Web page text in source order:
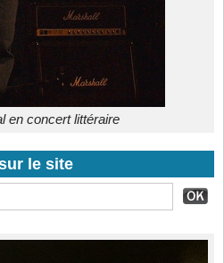
en concert littéraire
le site